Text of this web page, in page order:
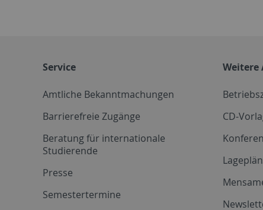
Service
Amtliche Bekanntmachungen
Barrierefreie Zugänge
Beratung für internationale
Studierende
Presse
Semestertermine
Weitere
CD-